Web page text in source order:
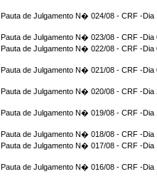
Pauta de Julgamento N� 024/08 - CRF -Dia
Pauta de Julgamento N� 023/08 - CRF -Dia
Pauta de Julgamento N� 022/08 - CRF -Dia
Pauta de Julgamento N� 021/08 - CRF -Dia
Pauta de Julgamento N� 020/08 - CRF -Dia
Pauta de Julgamento N� 019/08 - CRF -Dia
Pauta de Julgamento N� 018/08 - CRF -Dia
Pauta de Julgamento N� 017/08 - CRF -Dia
Pauta de Julgamento N� 016/08 - CRF -Dia